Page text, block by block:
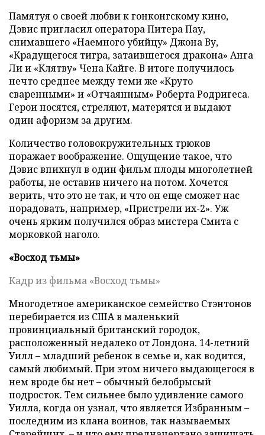
Памятуя о своей любви к гонконгскому кино,
Дэвис пригласил оператора Питера Пау,
снимавшего «Наемного убийцу» Джона Ву,
«Крадущегося тигра, затаившегося дракона» Анга
Ли и «Клятву» Чена Кайге. В итоге получилось
нечто среднее между теми же «Круто
сваренными» и «Отчаянным» Роберта Родригеса.
Герои носятся, стреляют, матерятся и выдают
один афоризм за другим.
Количество головокружительных трюков
поражает воображение. Ощущение такое, что
Дэвис впихнул в один фильм плоды многолетней
работы, не оставив ничего на потом. Хочется
верить, что это не так, и что он еще сможет нас
порадовать, например, «Пристрели их-2». Уж
очень ярким получился образ мистера Смита с
морковкой наголо.
«Восход тьмы»
Кадр из фильма «Восход тьмы»
Многодетное американское семейство Стэнтонов
перебирается из США в маленький
провинциальный британский городок,
расположенный недалеко от Лондона. 14-летний
Уилл – младший ребенок в семье и, как водится,
самый любимый. При этом ничего выдающегося в
нем вроде бы нет – обычный белобрысый
подросток. Тем сильнее было удивление самого
Уилла, когда он узнал, что является Избранным –
последним из клана воинов, так называемых